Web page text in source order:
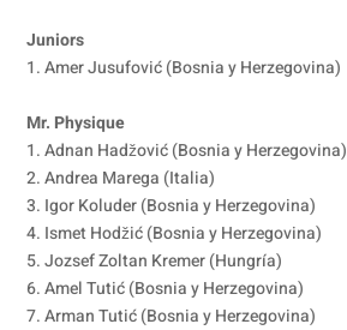
Juniors
1. Amer Jusufović (Bosnia y Herzegovina)
Mr. Physique
1. Adnan Hadžović (Bosnia y Herzegovina)
2. Andrea Marega (Italia)
3. Igor Koluder (Bosnia y Herzegovina)
4. Ismet Hodžić (Bosnia y Herzegovina)
5. Jozsef Zoltan Kremer (Hungría)
6. Amel Tutić (Bosnia y Herzegovina)
7. Arman Tutić (Bosnia y Herzegovina)